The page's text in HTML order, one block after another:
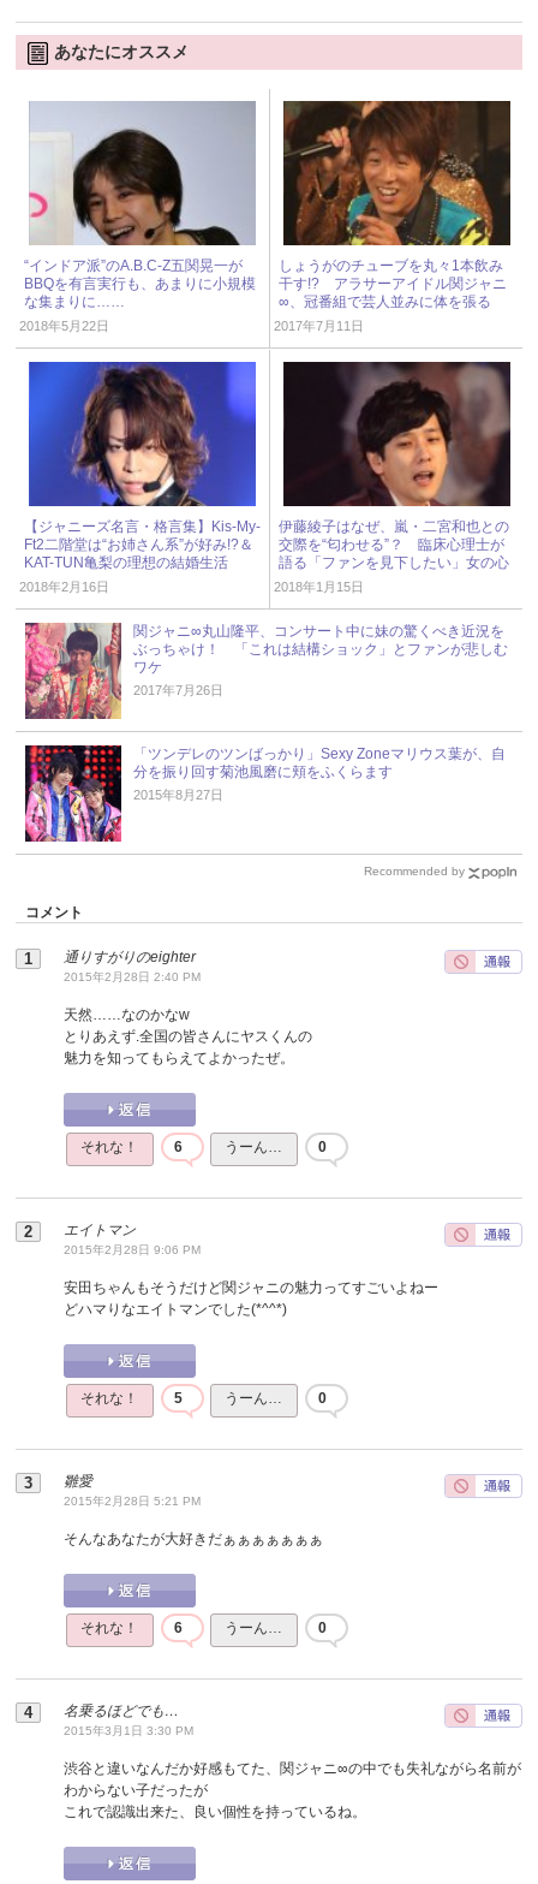
あなたにオススメ
“インドア派”のA.B.C-Z五関晃一が
BBQを有言実行も、あまりに小規模
な集まりに……
2018年5月22日
しょうがのチューブを丸々1本飲み
干す!? アラサーアイドル関ジャニ
∞、冠番組で芸人並みに体を張る
2017年7月11日
【ジャニーズ名言・格言集】Kis-My-
Ft2二階堂は“お姉さん系”が好み!?＆
KAT-TUN亀梨の理想の結婚生活
2018年2月16日
伊藤綾子はなぜ、嵐・二宮和也との
交際を“匂わせる”？ 臨床心理士が
語る「ファンを見下したい」女の心
2018年1月15日
関ジャニ∞丸山隆平、コンサート中に妹の驚くべき近況を
ぶっちゃけ！ 「これは結構ショック」とファンが悲しむ
ワケ
2017年7月26日
「ツンデレのツンばっかり」Sexy Zoneマリウス葉が、自
分を振り回す菊池風磨に頬をふくらます
2015年8月27日
Recommended by
コメント
通りすがりのeighter
2015年2月28日 2:40 PM
天然……なのかなw
とりあえず.全国の皆さんにヤスくんの
魅力を知ってもらえてよかったぜ。
それな！ 6 うーん… 0
エイトマン
2015年2月28日 9:06 PM
安田ちゃんもそうだけど関ジャニの魅力ってすごいよねー
どハマりなエイトマンでした(*^^*)
それな！ 5 うーん… 0
雛愛
2015年2月28日 5:21 PM
そんなあなたが大好きだぁぁぁぁぁぁぁ
それな！ 6 うーん… 0
名乗るほどでも…
2015年3月1日 3:30 PM
渋谷と違いなんだか好感もてた、関ジャニ∞の中でも失礼ながら名前が
わからない子だったが
これで認識出来た、良い個性を持っているね。